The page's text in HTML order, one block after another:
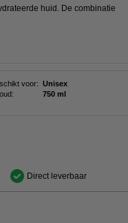
huid. De combinatie
voor: Unisex
750 ml
Direct leverbaar